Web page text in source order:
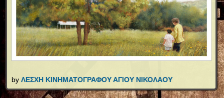
by ΛΕΣΧΗ ΚΙΝΗΜΑΤΟΓΡΑΦΟΥ ΑΓΙΟΥ ΝΙΚΟΛΑΟΥ